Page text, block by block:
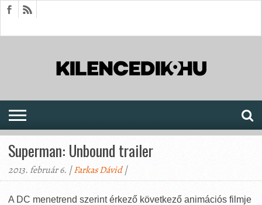
Superman: Unbound trailer
2013. február 6. |Farkas Dávid|
A DC menetrend szerint érkező következő animációs filmje